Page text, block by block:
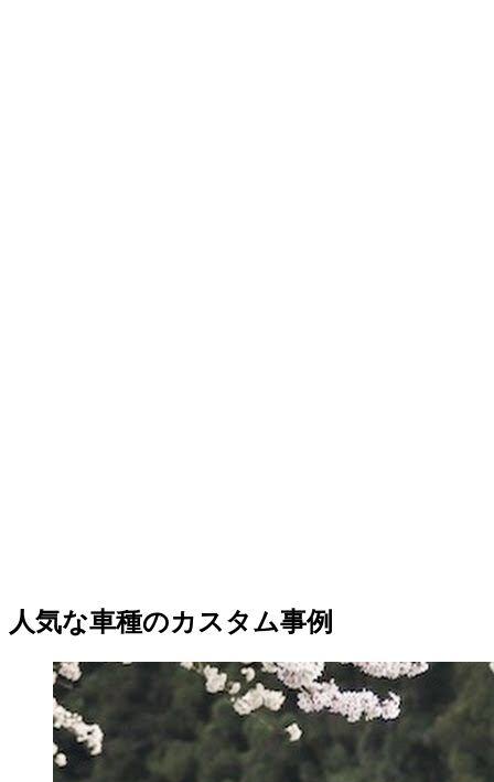
人気な車種のカスタム事例